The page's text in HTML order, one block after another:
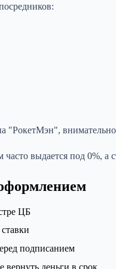
внимательно
выдается под 0%, а
ЦБ
подписанием
вернуть деньги в срок